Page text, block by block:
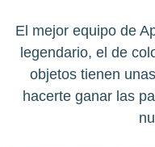
El mejor equipo de
legendario, el de
objetos tienen
hacerte ganar las